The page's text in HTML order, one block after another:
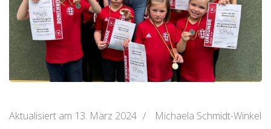
Aktualisiert am 13. März 2024 / Michaela Schmidt-Winkel